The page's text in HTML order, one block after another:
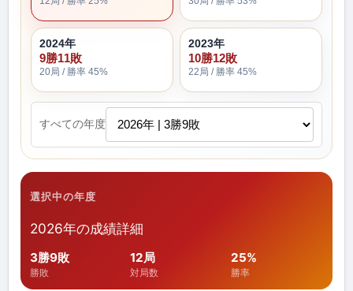
2024年
9勝11敗
20局 / 勝率 45%
2023年
10勝12敗
22局 / 勝率 45%
すべての年度
選択中の年度
2026年の成績詳細
3勝9敗
勝敗
12局
対局数
25%
勝率